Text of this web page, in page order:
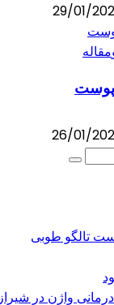
29/01/
مقاله
پوست
26/01/
تالگو طوبی
واژن در شیراز